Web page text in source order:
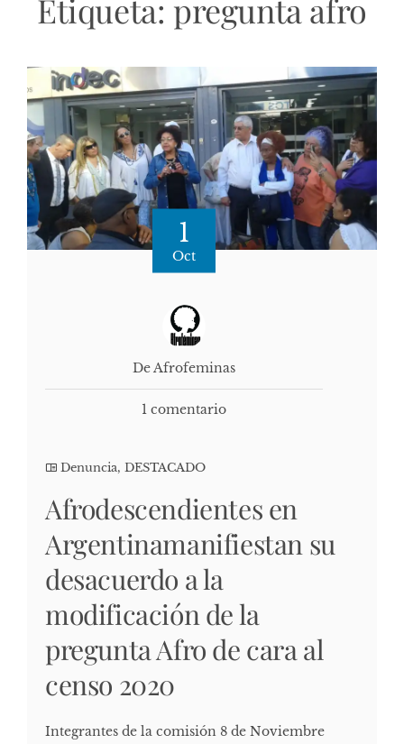
Etiqueta: pregunta afro
1
Oct
De Afrofeminas
1 comentario
Denuncia, DESTACADO
Afrodescendientes en
Argentinamanifiestan su
desacuerdo a la
modificación de la
pregunta Afro de cara al
censo 2020
Integrantes de la comisión 8 de Noviembre